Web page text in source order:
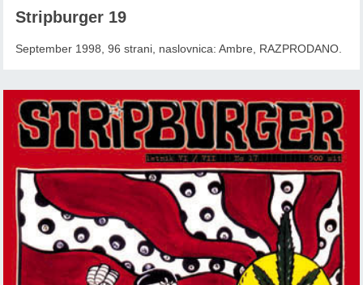
Stripburger 19
September 1998, 96 strani, naslovnica: Ambre, RAZPRODANO.